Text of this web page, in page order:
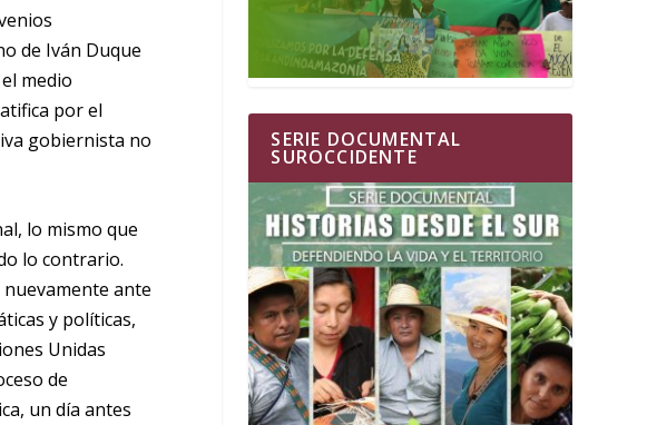
de Iván Duque
medio
por el
gobiernista no
lo mismo que
lo contrario.
ante
y políticas,
Unidas
de
un día antes
SERIE DOCUMENTAL
SUROCCIDENTE